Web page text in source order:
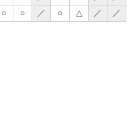
○ ○ ／ ○ △ ／ ／